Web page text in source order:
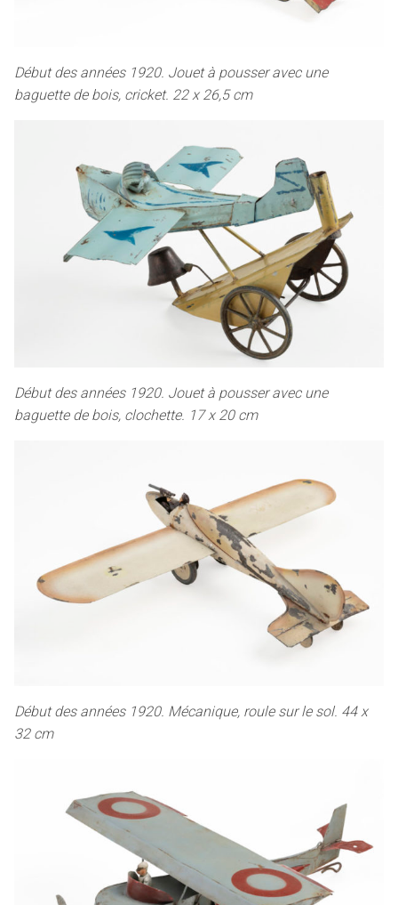
Début des années 1920. Jouet à pousser avec une
baguette de bois, cricket. 22 x 26,5 cm
Début des années 1920. Jouet à pousser avec une
baguette de bois, clochette. 17 x 20 cm
Début des années 1920. Mécanique, roule sur le sol. 44 x
32 cm